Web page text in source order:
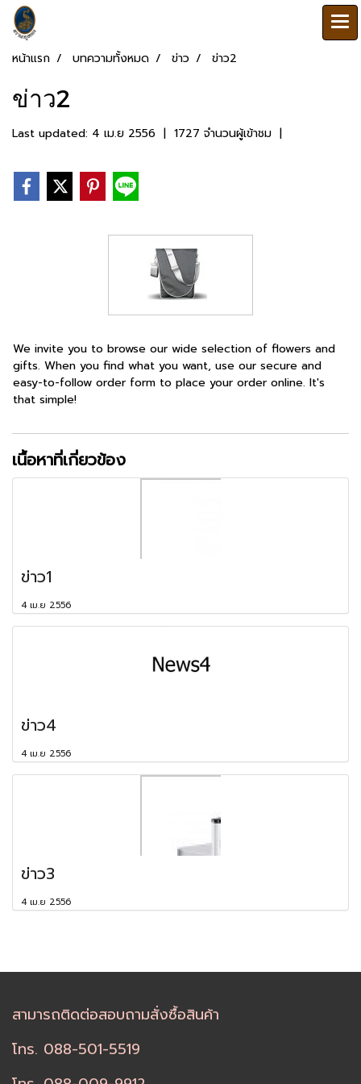
หน้าแรก บทความทั้งหมด ข่าว ข่าว2
ข่าว2
Last updated: 4 เม.ย 2556 | 1727 จำนวนผู้เข้าชม |
We invite you to browse our wide selection of flowers and
gifts. When you find what you want, use our secure and
easy-to-follow order form to place your order online. It's
that simple!
เนื้อหาที่เกี่ยวข้อง
ข่าว1
4 เม.ย 2556
ข่าว4
4 เม.ย 2556
ข่าว3
4 เม.ย 2556
สามารถติดต่อสอบถามสั่งซื้อสินค้า
โทร. 088-501-5519